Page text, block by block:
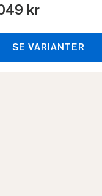
kr
SE VARIANTER